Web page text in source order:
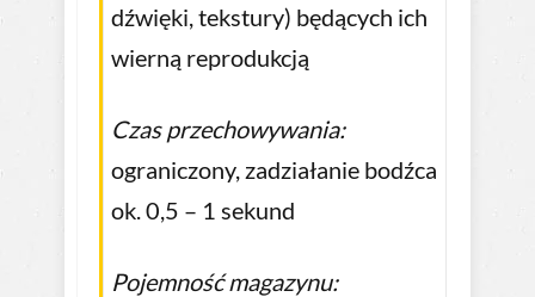
dźwięki, tekstury) będących ich
wierną reprodukcją
Czas przechowywania:
ograniczony, zadziałanie bodźca
ok. 0,5 – 1 sekund
Pojemność magazynu: